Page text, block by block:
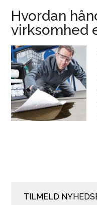
Hvordan
virksomhed
TILMELD